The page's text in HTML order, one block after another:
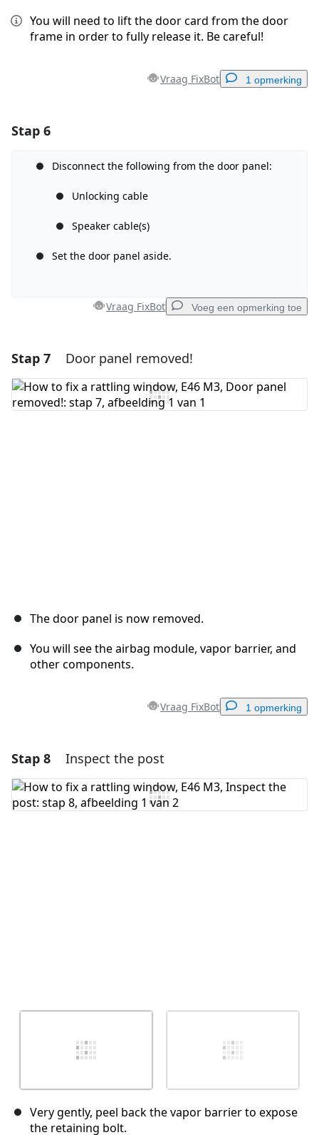
You will need to lift the door card from the door
frame in order to fully release it. Be careful!
Vraag FixBot 1 opmerking
Voeg opmerking toe
Stap 6
Disconnect the following from the door panel:
Unlocking cable
Speaker cable(s)
Set the door panel aside.
Vraag FixBot Voeg een opmerking toe
Voeg een opmerking toe
Voeg opmerking toe
Stap 7 Door panel removed!
The door panel is now removed.
You will see the airbag module, vapor barrier, and
other components.
Vraag FixBot 1 opmerking
Voeg een opmerking toe
Voeg opmerking toe
Stap 8 Inspect the post
Very gently, peel back the vapor barrier to expose
the retaining bolt.